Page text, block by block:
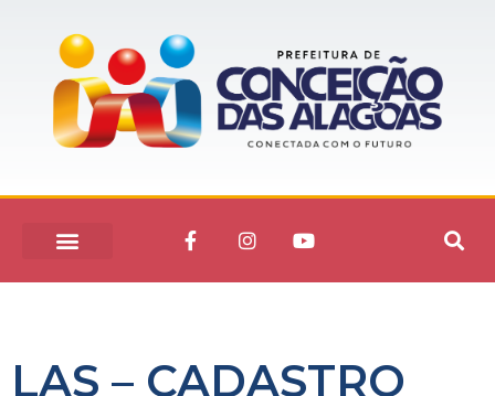
LAS – CADASTRO